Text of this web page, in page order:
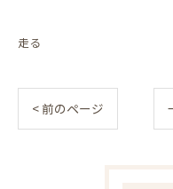
走る
< 前のページ